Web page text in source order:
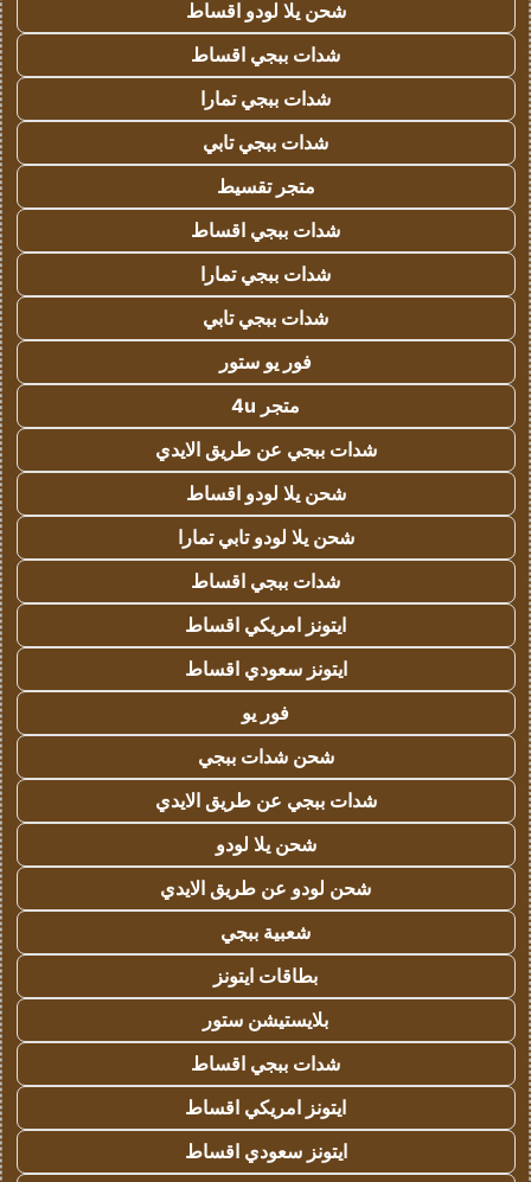
شحن يلا لودو اقساط
شدات ببجي اقساط
شدات ببجي تمارا
شدات ببجي تابي
متجر تقسيط
شدات ببجي اقساط
شدات ببجي تمارا
شدات ببجي تابي
فور يو ستور
متجر 4u
شدات ببجي عن طريق الايدي
شحن يلا لودو اقساط
شحن يلا لودو تابي تمارا
شدات ببجي اقساط
ايتونز امريكي اقساط
ايتونز سعودي اقساط
فور يو
شحن شدات ببجي
شدات ببجي عن طريق الايدي
شحن يلا لودو
شحن لودو عن طريق الايدي
شعبية ببجي
بطاقات ايتونز
بلايستيشن ستور
شدات ببجي اقساط
ايتونز امريكي اقساط
ايتونز سعودي اقساط